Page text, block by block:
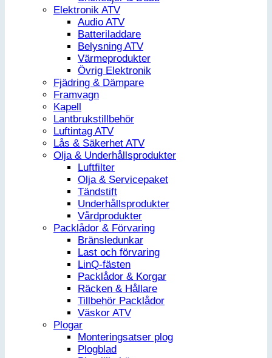
Elektronik ATV
Audio ATV
Batteriladdare
Belysning ATV
Värmeprodukter
Övrig Elektronik
Fjädring & Dämpare
Framvagn
Kapell
Lantbrukstillbehör
Luftintag ATV
Lås & Säkerhet ATV
Olja & Underhållsprodukter
Luftfilter
Olja & Servicepaket
Tändstift
Underhållsprodukter
Vårdprodukter
Packlådor & Förvaring
Bränsledunkar
Last och förvaring
LinQ-fästen
Packlådor & Korgar
Räcken & Hållare
Tillbehör Packlådor
Väskor ATV
Plogar
Monteringsatser plog
Plogblad